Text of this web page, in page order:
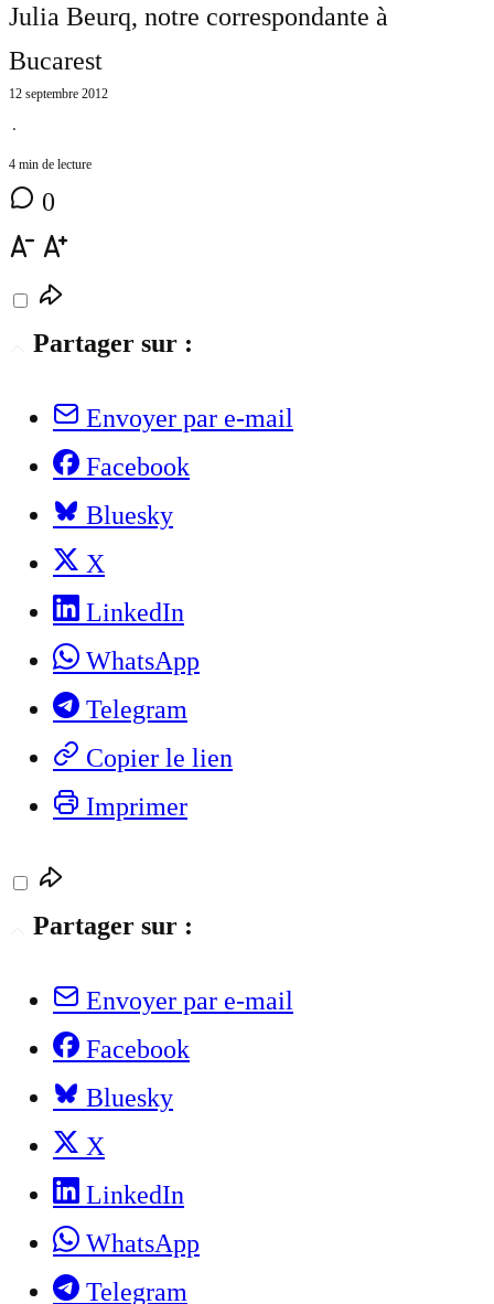
Julia Beurq, notre correspondante à
Bucarest
12 septembre 2012
⋅
4 min de lecture
0
Partager sur :
Envoyer par e-mail
Facebook
Bluesky
X
LinkedIn
WhatsApp
Telegram
Copier le lien
Imprimer
Partager sur :
Envoyer par e-mail
Facebook
Bluesky
X
LinkedIn
WhatsApp
Telegram